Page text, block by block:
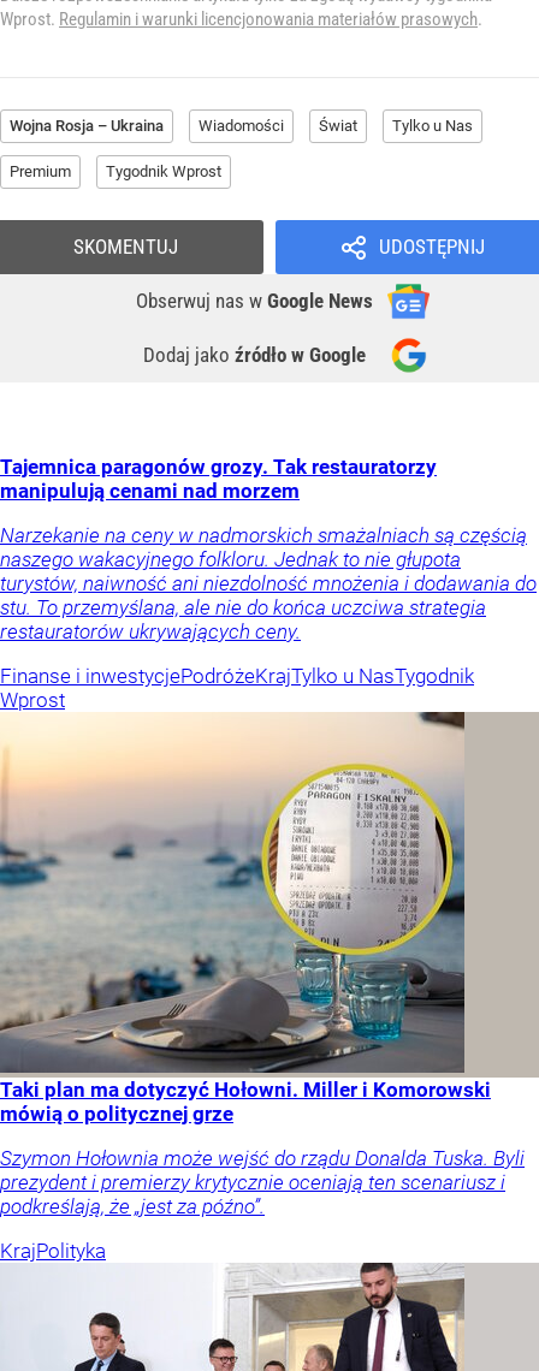
Wprost. Regulamin i warunki licencjonowania materiałów prasowych.
Wojna Rosja – Ukraina Wiadomości Świat Tylko u Nas
Premium Tygodnik Wprost
UDOSTĘPNIJ
Obserwuj nas w Google News
Dodaj jako źródło w Google
SKOMENTUJ
Tajemnica paragonów grozy. Tak restauratorzy
manipulują cenami nad morzem
Narzekanie na ceny w nadmorskich smażalniach są częścią
naszego wakacyjnego folkloru. Jednak to nie głupota
turystów, naiwność ani niezdolność mnożenia i dodawania do
stu. To przemyślana, ale nie do końca uczciwa strategia
restauratorów ukrywających ceny.
Finanse i inwestycjePodróżeKrajTylko u NasTygodnik
Wprost
Taki plan ma dotyczyć Hołowni. Miller i Komorowski
mówią o politycznej grze
Szymon Hołownia może wejść do rządu Donalda Tuska. Byli
prezydent i premierzy krytycznie oceniają ten scenariusz i
podkreślają, że „jest za późno”.
KrajPolityka